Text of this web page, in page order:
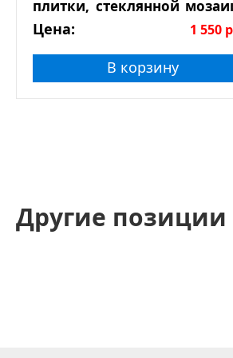
плитки, стеклянной
натурального камня
Цена: 1 550
В корзину
Другие